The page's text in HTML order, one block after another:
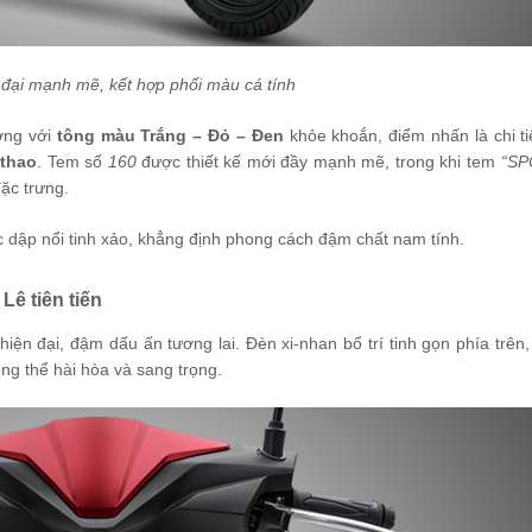
mạnh mẽ, kết hợp phối màu cá tính
với tông màu Trắng – Đỏ – Đen khỏe khoắn, điểm nhấn là chi
. Tem số 160được thiết kế mới đầy mạnh mẽ, trong khi tem
trưng.
nổi tinh xảo, khẳng định phong cách đậm chất nam tính.
tiên tiến
đại, đậm dấu ấn tương lai. Đèn xi-nhan bố trí tinh gọn phía
thể hài hòa và sang trọng.